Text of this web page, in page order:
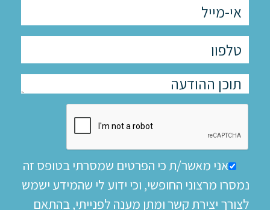
אני מאשר/ת כי הפרטים שמסרתי בטופס זה
נמסרו מרצוני החופשי, וכי ידוע לי שהמידע ישמש
לצורך יצירת קשר ומתן מענה לפנייתי, בהתאם